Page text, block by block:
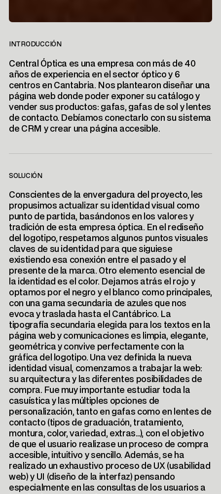
INTRODUCCIÓN
Central Óptica es una empresa con más de 40
años de experiencia en el sector óptico y 6
centros en Cantabria. Nos plantearon diseñar una
página web donde poder exponer su catálogo y
vender sus productos: gafas, gafas de sol y lentes
de contacto. Debíamos conectarlo con su sistema
de CRM y crear una página accesible.
SOLUCIÓN
Conscientes de la envergadura del proyecto, les
propusimos actualizar su identidad visual como
punto de partida, basándonos en los valores y
tradición de esta empresa óptica. En el rediseño
del logotipo, respetamos algunos puntos visuales
claves de su identidad para que siguiese
existiendo esa conexión entre el pasado y el
presente de la marca. Otro elemento esencial de
la identidad es el color. Dejamos atrás el rojo y
optamos por el negro y el blanco como principales,
con una gama secundaria de azules que nos
evoca y traslada hasta el Cantábrico. La
tipografía secundaria elegida para los textos en la
página web y comunicaciones es limpia, elegante,
geométrica y convive perfectamente con la
gráfica del logotipo. Una vez definida la nueva
identidad visual, comenzamos a trabajar la web:
su arquitectura y las diferentes posibilidades de
compra. Fue muy importante estudiar toda la
casuística y las múltiples opciones de
personalización, tanto en gafas como en lentes de
contacto (tipos de graduación, tratamiento,
montura, color, variedad, extras…), con el objetivo
de que el usuario realizase un proceso de compra
accesible, intuitivo y sencillo. Además, se ha
realizado un exhaustivo proceso de UX (usabilidad
web) y UI (diseño de la interfaz) pensando
especialmente en las consultas de los usuarios a